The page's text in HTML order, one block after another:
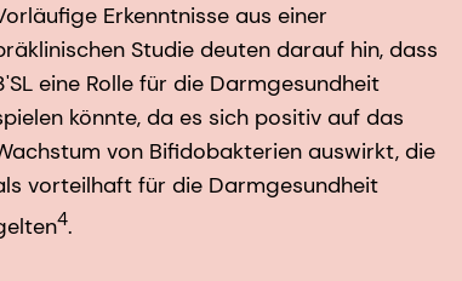
Erkenntnisse aus einer
Studie deuten darauf hin, dass
eine Rolle für die Darmgesundheit
könnte, da es sich positiv auf das
von Bifidobakterien auswirkt, die
vorteilhaft für die Darmgesundheit
4.